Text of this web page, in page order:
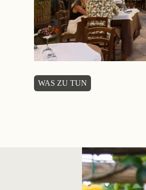
WAS ZU TUN